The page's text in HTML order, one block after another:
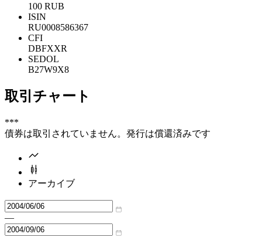
100 RUB
ISIN
RU0008586367
CFI
DBFXXR
SEDOL
B27W9X8
取引チャート
***
債券は取引されていません。発行は償還済みです
アーカイブ
—